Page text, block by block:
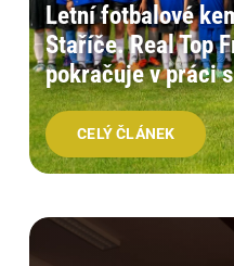
Letní fotbalové
Staříče. Real Top
pokračuje v práci
CELÝ ČLÁNEK